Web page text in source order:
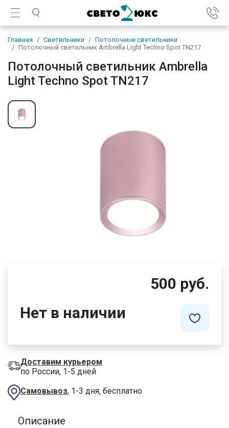
Главная Светильники
Потолочные светильники
Потолочный светильник Ambrella Light Techno Spot TN217
Потолочный светильник Ambrella
Light Techno Spot TN217
500 руб.
Нет в наличии
Доставим курьером
по России, 1-5 дней
Самовывоз, 1-3 дня, бесплатно
Описание